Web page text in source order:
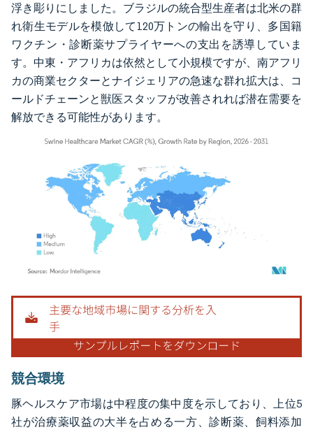
浮き彫りにしました。ブラジルの統合型生産者は北米の群
れ衛生モデルを模倣して120万トンの輸出を守り、多国籍
ワクチン・診断薬サプライヤーへの支出を誘導していま
す。中東・アフリカは依然として小規模ですが、南アフリ
カの商業セクターとナイジェリアの急速な群れ拡大は、コ
ールドチェーンと獣医スタッフが改善されれば潜在需要を
解放できる可能性があります。
画像 © Mordor Intelligence。再利用にはCC BY 4.0の表示が必要です。
競合環境
豚ヘルスケア市場は中程度の集中度を示しており、上位5
社が治療薬収益の大半を占める一方、診断薬、飼料添加